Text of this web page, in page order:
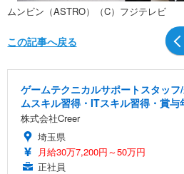
ムンビン（ASTRO）（C）フジテレビ
この記事へ戻る
ゲームテクニカルサポートスタッ
ムスキル習得・ITスキル習得・賞
株式会社Creer
埼玉県
月給30万7,200円～50万円
正社員